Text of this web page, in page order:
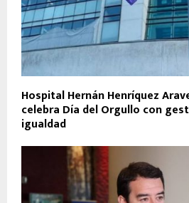
Hospital Hernán Henríquez
celebra Día del Orgullo con
igualdad